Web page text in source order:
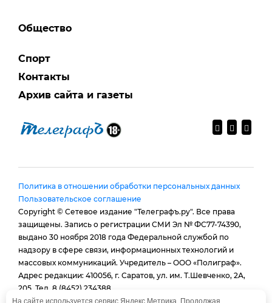
Общество
Спорт
Контакты
Архив сайта и газеты
Политика в отношении обработки персональных данных
Пользовательское соглашение
Copyright © Сетевое издание "Телеграфъ.ру". Все права
защищены. Запись о регистрации СМИ Эл № ФС77-74390,
выдано 30 ноября 2018 года Федеральной службой по
надзору в сфере связи, информационных технологий и
массовых коммуникаций. Учредитель – ООО «Полиграф».
Адрес редакции: 410056, г. Саратов, ул. им. Т.Шевченко, 2А,
205. Тел. 8 (8452) 234388.
E-mail: provtelegraf@gmail.com
На сайте используется сервис Яндекс.Метрика. Продолжая